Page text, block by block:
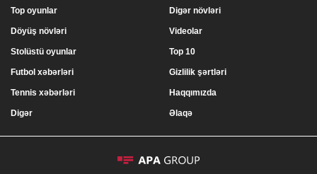
Top oyunlar
Döyüş növləri
Stolüstü oyunlar
Digər növləri
Videolar
Top 10
Futbol xəbərləri
Tennis xəbərləri
Digər
Gizlilik şərtləri
Haqqımızda
Əlaqə